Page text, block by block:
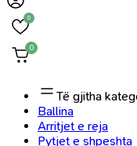
0
0
Të gjitha
Ballina
Arritjet e reja
Pytjet e shpeshta